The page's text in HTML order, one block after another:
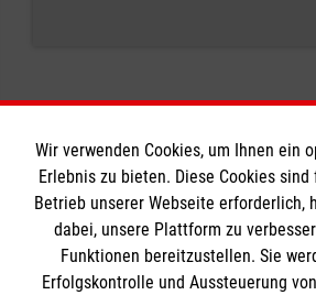
Informationen
Impressum
Wir verwenden Cookies, um Ihnen ein
Erlebnis zu bieten. Diese Cookies
Betrieb unserer Webseite erforderlich,
dabei, unsere Plattform zu
Funktionen bereitzustellen. Sie
Erfolgskontrolle und Aussteuerung